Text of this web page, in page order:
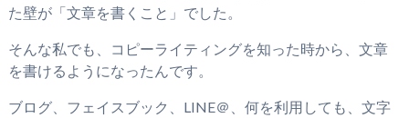
た壁が「文章を書くこと」でした。
そんな私でも、コピーライティングを知った時から、文章
を書けるようになったんです。
ブログ、フェイスブック、LINE＠、何を利用しても、文字